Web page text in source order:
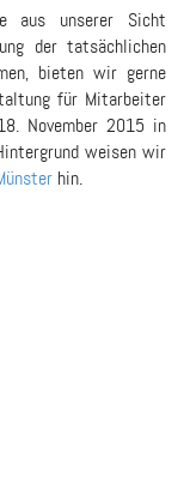
aus unserer Sicht
der tatsächlichen
bieten wir gerne
für Mitarbeiter
November 2015 in
weisen wir
hin.